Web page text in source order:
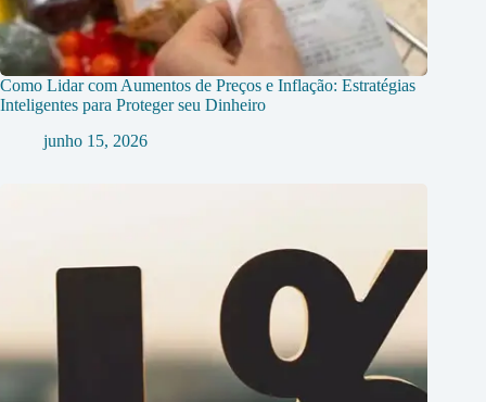
Como Lidar com Aumentos de Preços e Inflação: Estratégias
Inteligentes para Proteger seu Dinheiro
junho 15, 2026